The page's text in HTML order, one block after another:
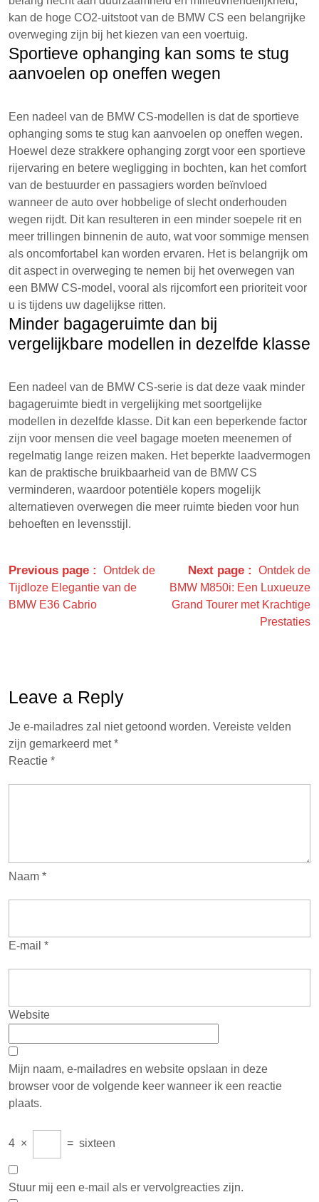
kan de hoge CO2-uitstoot van de BMW CS een belangrijke
overweging zijn bij het kiezen van een voertuig.
Sportieve ophanging kan soms te stug
aanvoelen op oneffen wegen
Een nadeel van de BMW CS-modellen is dat de sportieve
ophanging soms te stug kan aanvoelen op oneffen wegen.
Hoewel deze strakkere ophanging zorgt voor een sportieve
rijervaring en betere wegligging in bochten, kan het comfort
van de bestuurder en passagiers worden beïnvloed
wanneer de auto over hobbelige of slecht onderhouden
wegen rijdt. Dit kan resulteren in een minder soepele rit en
meer trillingen binnenin de auto, wat voor sommige mensen
als oncomfortabel kan worden ervaren. Het is belangrijk om
dit aspect in overweging te nemen bij het overwegen van
een BMW CS-model, vooral als rijcomfort een prioriteit voor
u is tijdens uw dagelijkse ritten.
Minder bagageruimte dan bij
vergelijkbare modellen in dezelfde klasse
Een nadeel van de BMW CS-serie is dat deze vaak minder
bagageruimte biedt in vergelijking met soortgelijke
modellen in dezelfde klasse. Dit kan een beperkende factor
zijn voor mensen die veel bagage moeten meenemen of
regelmatig lange reizen maken. Het beperkte laadvermogen
kan de praktische bruikbaarheid van de BMW CS
verminderen, waardoor potentiële kopers mogelijk
alternatieven overwegen die meer ruimte bieden voor hun
behoeften en levensstijl.
Previous page
Ontdek de
Tijdloze Elegantie van de
BMW E36 Cabrio
Next page
Ontdek de
BMW M850i: Een Luxueuze
Grand Tourer met Krachtige
Prestaties
Leave a Reply
Je e-mailadres zal niet getoond worden. Vereiste velden
zijn gemarkeerd met*
Reactie *
Naam *
E-mail *
Website
Mijn naam, e-mailadres en website opslaan in deze
browser voor de volgende keer wanneer ik een reactie
plaats.
4 × = sixteen
Stuur mij een e-mail als er vervolgreacties zijn.